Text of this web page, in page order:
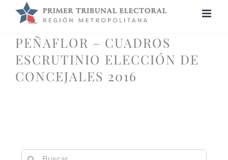
PEÑAFLOR – CUADROS
ESCRUTINIO ELECCIÓN DE
CONCEJALES 2016
Buscar: